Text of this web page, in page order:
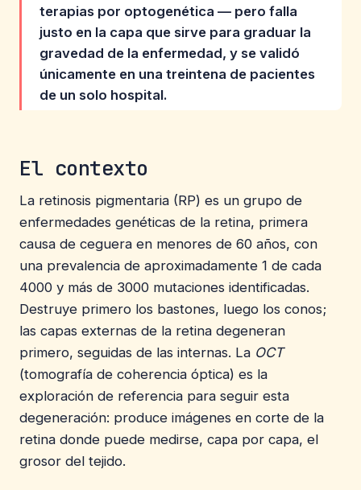
terapias por optogenética — pero falla
justo en la capa que sirve para graduar la
gravedad de la enfermedad, y se validó
únicamente en una treintena de pacientes
de un solo hospital.
El contexto
La retinosis pigmentaria (RP) es un grupo de
enfermedades genéticas de la retina, primera
causa de ceguera en menores de 60 años, con
una prevalencia de aproximadamente 1 de cada
4000 y más de 3000 mutaciones identificadas.
Destruye primero los bastones, luego los conos;
las capas externas de la retina degeneran
primero, seguidas de las internas. La OCT
(tomografía de coherencia óptica) es la
exploración de referencia para seguir esta
degeneración: produce imágenes en corte de la
retina donde puede medirse, capa por capa, el
grosor del tejido.